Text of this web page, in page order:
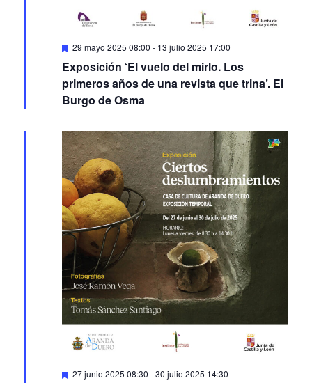
Featured
29 mayo 2025 08:00 - 13 julio 2025 17:00
Exposición ‘El vuelo del mirlo. Los
primeros años de una revista que trina’. El
Burgo de Osma
Featured
27 junio 2025 08:30 -30 julio 2025 14:30